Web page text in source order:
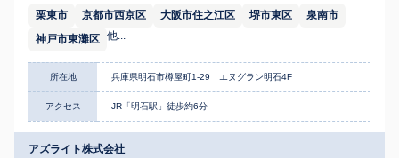
栗東市 京都市西京区 大阪市住之江区 堺市東区
泉南市
神戸市東灘区 他...
所在地 兵庫県明石市樽屋町1-29 エヌグラン明石4F
アクセス JR「明石駅」徒歩約6分
アズライト株式会社